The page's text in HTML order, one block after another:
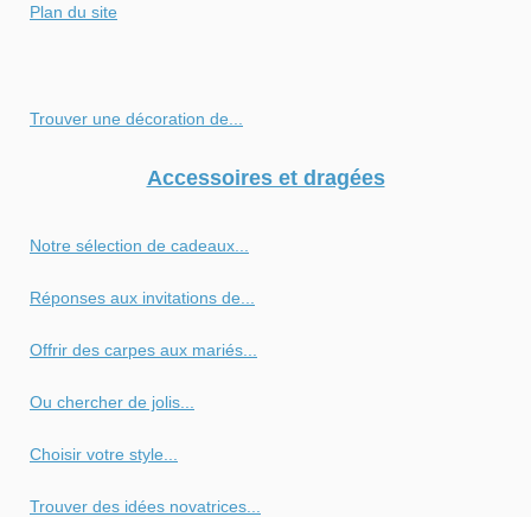
Plan du site
Trouver une décoration de...
Accessoires et dragées
Notre sélection de cadeaux...
Réponses aux invitations de...
Offrir des carpes aux mariés...
Ou chercher de jolis...
Choisir votre style...
Trouver des idées novatrices...